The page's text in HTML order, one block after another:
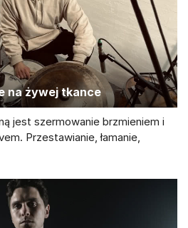
na żywej tkance
jest szermowanie brzmieniem i
Przestawianie, łamanie,